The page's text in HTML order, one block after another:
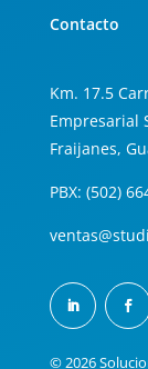
Contacto
Km. 17.5
Empresarial
Fraijanes,
PBX: (502)
© 2026